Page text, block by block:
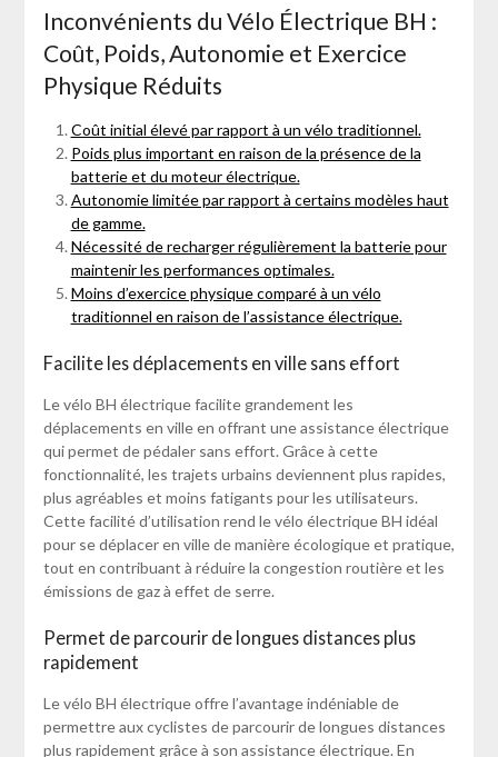
Inconvénients du Vélo Électrique BH :
Coût, Poids, Autonomie et Exercice
Physique Réduits
Coût initial élevé par rapport à un vélo traditionnel.
Poids plus important en raison de la présence de la
batterie et du moteur électrique.
Autonomie limitée par rapport à certains modèles haut
de gamme.
Nécessité de recharger régulièrement la batterie pour
maintenir les performances optimales.
Moins d’exercice physique comparé à un vélo
traditionnel en raison de l’assistance électrique.
Facilite les déplacements en ville sans effort
Le vélo BH électrique facilite grandement les
déplacements en ville en offrant une assistance électrique
qui permet de pédaler sans effort. Grâce à cette
fonctionnalité, les trajets urbains deviennent plus rapides,
plus agréables et moins fatigants pour les utilisateurs.
Cette facilité d’utilisation rend le vélo électrique BH idéal
pour se déplacer en ville de manière écologique et pratique,
tout en contribuant à réduire la congestion routière et les
émissions de gaz à effet de serre.
Permet de parcourir de longues distances plus
rapidement
Le vélo BH électrique offre l’avantage indéniable de
permettre aux cyclistes de parcourir de longues distances
plus rapidement grâce à son assistance électrique. En